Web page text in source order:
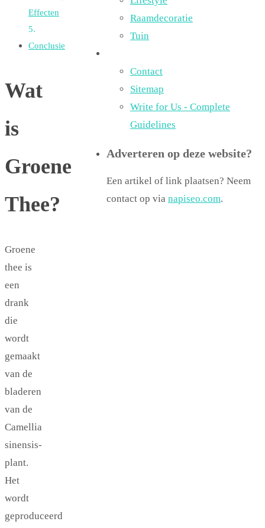
Effecten
Conclusie
Wat
is
Groene
Thee?
Groene
thee is
een
drank
die
wordt
gemaakt
van de
bladeren
van de
Camellia
sinensis-
plant.
Het
wordt
geproduceerd
Raamdecoratie
Tuin
Contact
Sitemap
Write for Us - Complete
Guidelines
Adverteren op deze website?
Een artikel of link plaatsen? Neem
contact op via napiseo.com.